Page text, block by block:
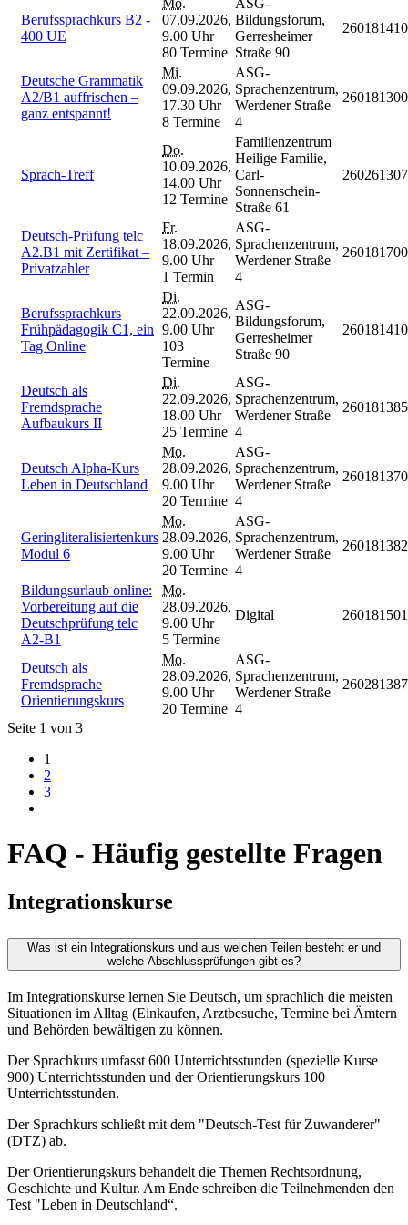
Berufssprachkurs B2 -
400 UE
Mo.
07.09.2026,
9.00 Uhr
80 Termine
ASG-
Bildungsforum,
Gerresheimer
Straße 90
Deutsche Grammatik
A2/B1 auffrischen –
ganz entspannt!
Mi.
09.09.2026,
17.30 Uhr
8 Termine
ASG-
Sprachenzentrum,
Werdener Straße
4
Sprach-Treff
Do.
10.09.2026,
14.00 Uhr
12 Termine
Familienzentrum
Heilige Familie,
Carl-
Sonnenschein-
Straße 61
Deutsch-Prüfung telc
A2.B1 mit Zertifikat –
Privatzahler
Fr.
18.09.2026,
9.00 Uhr
1 Termin
ASG-
Sprachenzentrum,
Werdener Straße
4
Berufssprachkurs
Frühpädagogik C1, ein
Tag Online
Di.
22.09.2026,
9.00 Uhr
103
Termine
ASG-
Bildungsforum,
Gerresheimer
Straße 90
Deutsch als
Fremdsprache
Aufbaukurs II
Di.
22.09.2026,
18.00 Uhr
25 Termine
ASG-
Sprachenzentrum,
Werdener Straße
4
Deutsch Alpha-Kurs
Leben in Deutschland
Mo.
28.09.2026,
9.00 Uhr
20 Termine
ASG-
Sprachenzentrum,
Werdener Straße
4
Geringliteralisiertenkurs
Modul 6
Mo.
28.09.2026,
9.00 Uhr
20 Termine
ASG-
Sprachenzentrum,
Werdener Straße
4
Bildungsurlaub online:
Vorbereitung auf die
Deutschprüfung telc
A2-B1
Mo.
28.09.2026,
9.00 Uhr
5 Termine
Digital
Deutsch als
Fremdsprache
Orientierungskurs
Mo.
28.09.2026,
9.00 Uhr
20 Termine
ASG-
Sprachenzentrum,
Werdener Straße
4
Seite 1 von 3
1
2
3
FAQ - Häufig gestellte Fragen
Integrationskurse
Was ist ein Integrationskurs und aus welchen Teilen besteht er und
welche Abschlussprüfungen gibt es?
Im Integrationskurse lernen Sie Deutsch, um sprachlich die meisten
Situationen im Alltag (Einkaufen, Arztbesuche, Termine bei Ämtern
und Behörden bewältigen zu können.
Der Sprachkurs umfasst 600 Unterrichtsstunden (spezielle Kurse
900) Unterrichtsstunden und der Orientierungskurs 100
Unterrichtsstunden.
Der Sprachkurs schließt mit dem "Deutsch-Test für Zuwanderer"
(DTZ) ab.
Der Orientierungskurs behandelt die Themen Rechtsordnung,
Geschichte und Kultur. Am Ende schreiben die Teilnehmenden den
Test "Leben in Deutschland“.